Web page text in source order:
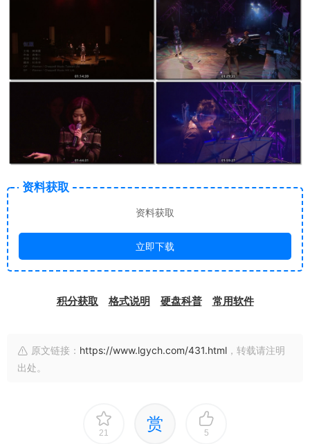
资料获取
资料获取
立即下载
积分获取 格式说明 硬盘科普 常用软件
原文链接： https://www.lgych.com/431.html ，转载请注明
出处。
21 赏 5